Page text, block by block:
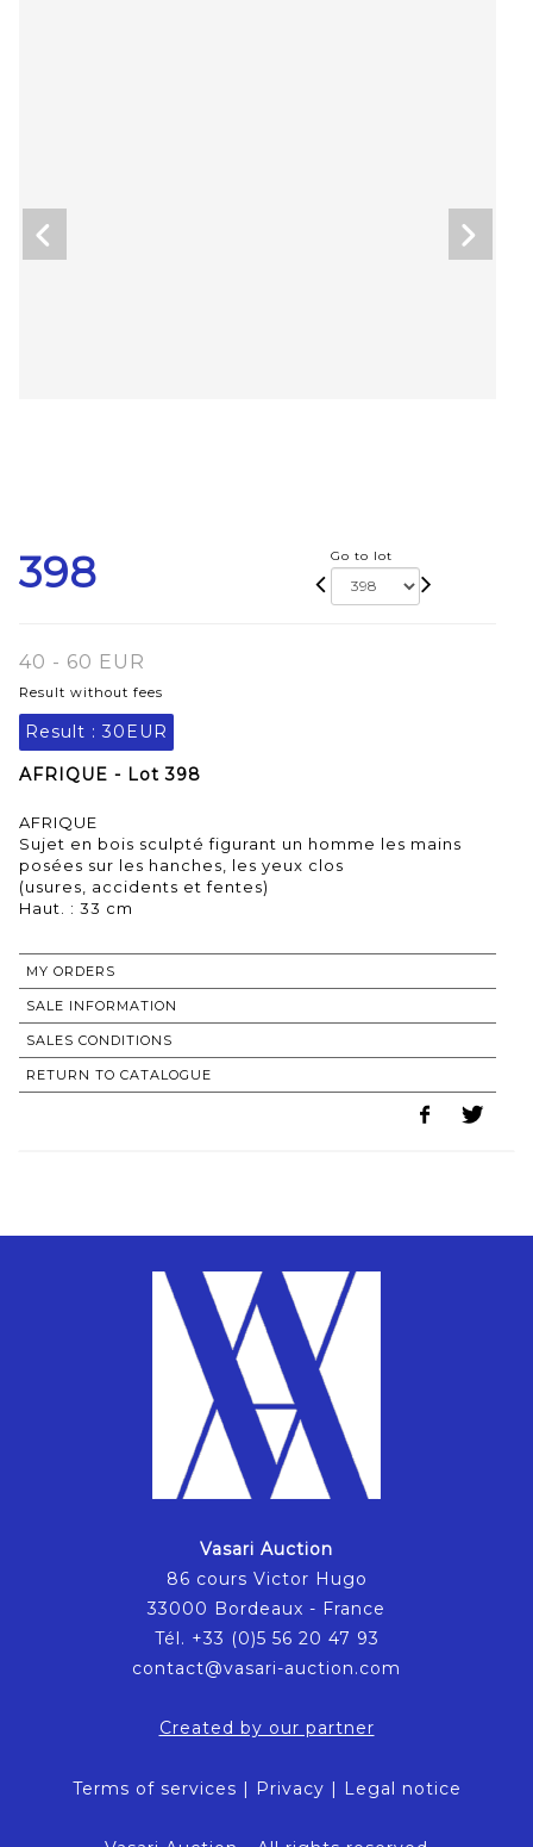
398 Go to lot
40 - 60 EUR
Result without fees
Result : 30EUR
AFRIQUE - Lot 398
AFRIQUE
Sujet en bois sculpté figurant un homme les mains
posées sur les hanches, les yeux clos
(usures, accidents et fentes)
Haut. : 33 cm
MY ORDERS
SALE INFORMATION
SALES CONDITIONS
RETURN TO CATALOGUE
Vasari Auction
86 cours Victor Hugo
33000 Bordeaux - France
Tél. +33 (0)5 56 20 47 93
contact@vasari-auction.com
Created by our partner
Terms of services | Privacy | Legal notice